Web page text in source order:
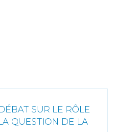
SUR LE RÔLE
QUESTION DE LA